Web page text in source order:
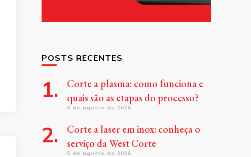
POSTS RECENTES
Corte a plasma: como funciona e
quais são as etapas do processo?
6 de agosto de 2026
Corte a laser em inox: conheça o
serviço da West Corte
5 de agosto de 2026